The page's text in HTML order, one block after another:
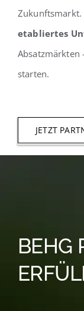
Zukunftsmarkt.
etabliertes
Absatzmärkten
starten.
JETZT
BEHG